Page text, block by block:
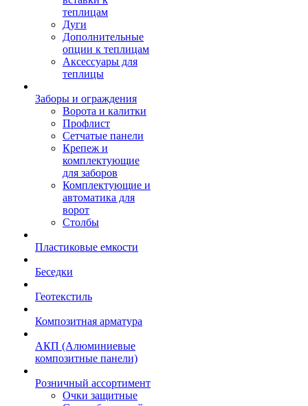
теплицам
Дуги
Дополнительные
опции к теплицам
Аксессуары для
теплицы
Заборы и ограждения
Ворота и калитки
Профлист
Сетчатые панели
Крепеж и
комплектующие
для заборов
Комплектующие и
автоматика для
ворот
Столбы
Пластиковые емкости
Беседки
Геотекстиль
Композитная арматура
АКП (Алюминиевые
композитные панели)
Розничный ассортимент
Очки защитные